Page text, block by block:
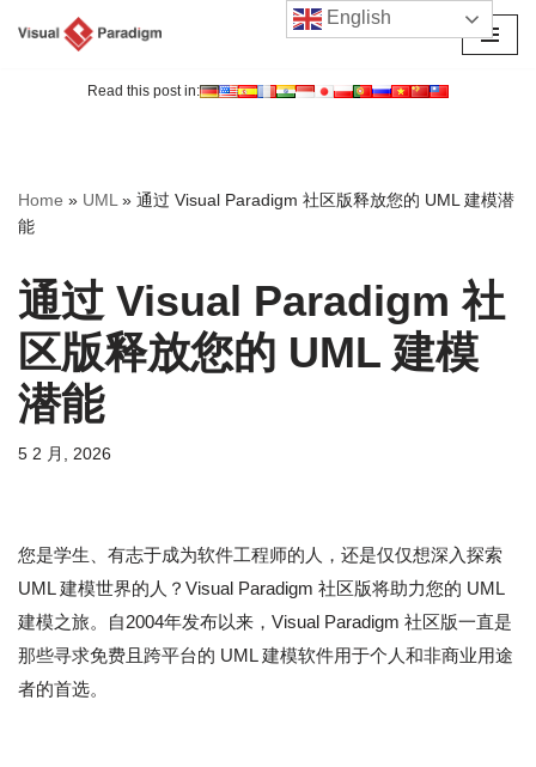
Read this post in:
Home » UML» 通过 Visual Paradigm 社区版释放您的 UML 建模潜
能
通过 Visual Paradigm 社
区版释放您的 UML 建模
潜能
5 2 月, 2026
您是学生、有志于成为软件工程师的人，还是仅仅想深入探索
UML 建模世界的人？Visual Paradigm 社区版将助力您的 UML
建模之旅。自2004年发布以来，Visual Paradigm 社区版一直是
那些寻求免费且跨平台的 UML 建模软件用于个人和非商业用途
者的首选。
English